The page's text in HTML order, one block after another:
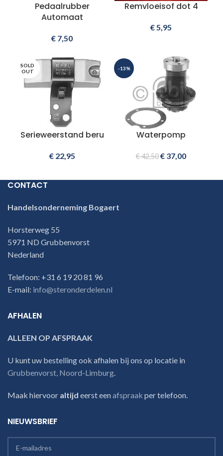
Pedaalrubber
Automaat
€ 7,50
Remvloeisof dot 4
€5,95
SOLD
OUT
Serieweerstand beru
€22,95
-13%
Waterpomp
€42,50€ 37,00
CONTACT
Handelsonderneming Bogaert
Horsterweg 55
5971 ND Grubbenvorst
Nederland
Telefoon: +31 6 19 20 81 96
E-mail: info@steronderdelen.nl
AFHALEN
ALLEEN OP AFSPRAAK
U kunt uw bestelling ook afhalen bij ons op locatie in
Grubbenvorst, Noord-Limburg.
Maak hiervoor altijd eerst eenafspraak per telefoon.
NIEUWSBRIEF